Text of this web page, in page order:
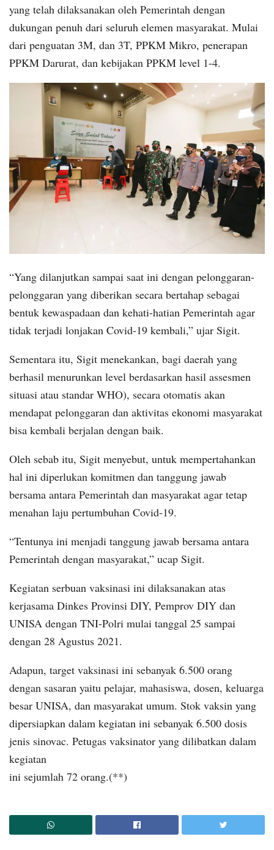
yang telah dilaksanakan oleh Pemerintah dengan
dukungan penuh dari seluruh elemen masyarakat. Mulai
dari penguatan 3M, dan 3T, PPKM Mikro, penerapan
PPKM Darurat, dan kebijakan PPKM level 1-4.
“Yang dilanjutkan sampai saat ini dengan pelonggaran-
pelonggaran yang diberikan secara bertahap sebagai
bentuk kewaspadaan dan kehati-hatian Pemerintah agar
tidak terjadi lonjakan Covid-19 kembali,” ujar Sigit.
Sementara itu, Sigit menekankan, bagi daerah yang
berhasil menurunkan level berdasarkan hasil assesmen
situasi atau standar WHO), secara otomatis akan
mendapat pelonggaran dan aktivitas ekonomi masyarakat
bisa kembali berjalan dengan baik.
Oleh sebab itu, Sigit menyebut, untuk mempertahankan
hal ini diperlukan komitmen dan tanggung jawab
bersama antara Pemerintah dan masyarakat agar tetap
menahan laju pertumbuhan Covid-19.
“Tentunya ini menjadi tanggung jawab bersama antara
Pemerintah dengan masyarakat,” ucap Sigit.
Kegiatan serbuan vaksinasi ini dilaksanakan atas
kerjasama Dinkes Provinsi DIY, Pemprov DIY dan
UNISA dengan TNI-Polri mulai tanggal 25 sampai
dengan 28 Agustus 2021.
Adapun, target vaksinasi ini sebanyak 6.500 orang
dengan sasaran yaitu pelajar, mahasiswa, dosen, keluarga
besar UNISA, dan masyarakat umum. Stok vaksin yang
dipersiapkan dalam kegiatan ini sebanyak 6.500 dosis
jenis sinovac. Petugas vaksinator yang dilibatkan dalam
kegiatan
ini sejumlah 72 orang.(**)